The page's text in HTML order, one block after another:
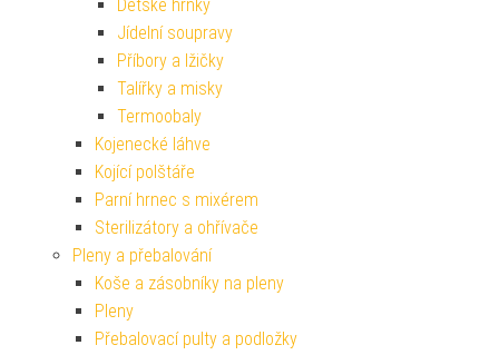
Dětské hrnky
Jídelní soupravy
Příbory a lžičky
Talířky a misky
Termoobaly
Kojenecké láhve
Kojící polštáře
Parní hrnec s mixérem
Sterilizátory a ohřívače
Pleny a přebalování
Koše a zásobníky na pleny
Pleny
Přebalovací pulty a podložky